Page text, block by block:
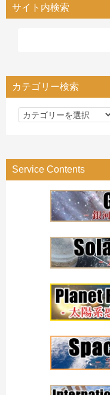
サイト内検索
カテゴリー検索
カ
リ
ー
Service Contents